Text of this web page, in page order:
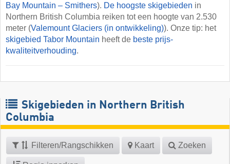
Bay Mountain – Smithers). De hoogste skigebieden in
Northern British Columbia reiken tot een hoogte van 2.530
meter (Valemount Glaciers (in ontwikkeling)). Onze tip: het
skigebied Tabor Mountain heeft de beste prijs-
kwaliteitverhouding.
Skigebieden in Northern British
Columbia
Filteren/Rangschikken Kaart Zoeken